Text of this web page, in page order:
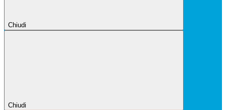
Chiudi
Chiudi